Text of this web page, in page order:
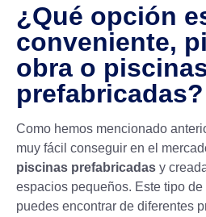
¿Qué opción
conveniente,
obra o
prefabricadas?
Como hemos mencionado
muy fácil conseguir en el
piscinas prefabricadas y
espacios pequeños. Este tipo de
puedes encontrar de diferentes